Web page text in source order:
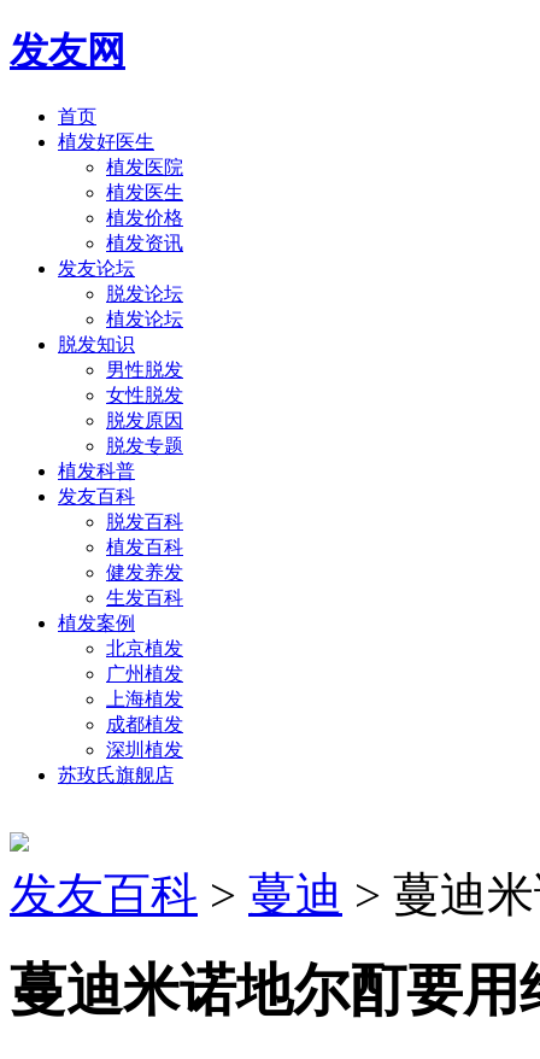
发友网
首页
植发好医生
植发医院
植发医生
植发价格
植发资讯
发友论坛
脱发论坛
植发论坛
脱发知识
男性脱发
女性脱发
脱发原因
脱发专题
植发科普
发友百科
脱发百科
植发百科
健发养发
生发百科
植发案例
北京植发
广州植发
上海植发
成都植发
深圳植发
苏玫氏旗舰店
发友百科 > 蔓迪 > 蔓迪
蔓迪米诺地尔酊要用